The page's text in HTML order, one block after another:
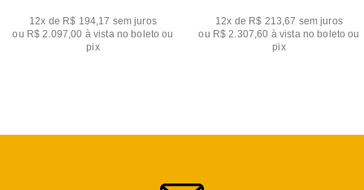
12x de R$ 194,17 sem juros
ou R$ 2.097,00 à vista no boleto ou
pix
12x de R$ 213,67 sem juros
ou R$ 2.307,60 à vista no boleto ou
pix